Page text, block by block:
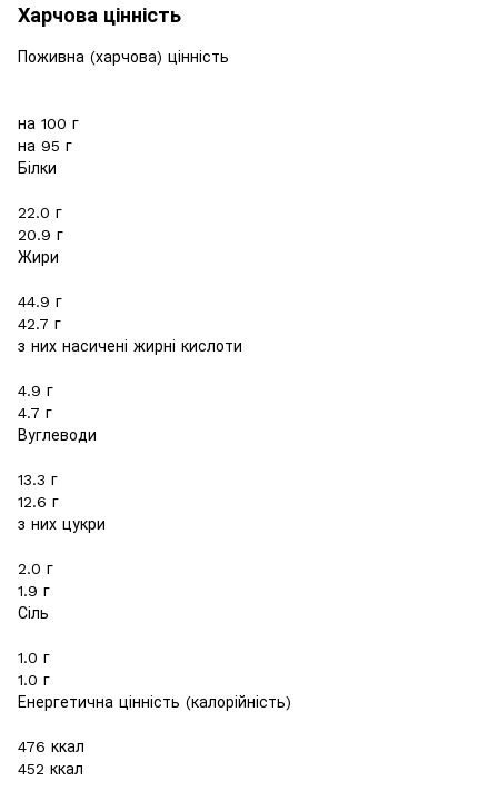
Харчова цінність
Поживна (харчова) цінність
на 100 г
на 95 г
Білки
22.0 г
20.9 г
Жири
44.9 г
42.7 г
з них насичені жирні кислоти
4.9 г
4.7 г
Вуглеводи
13.3 г
12.6 г
з них цукри
2.0 г
1.9 г
Сіль
1.0 г
1.0 г
Енергетична цінність (калорійність)
476 ккал
452 ккал